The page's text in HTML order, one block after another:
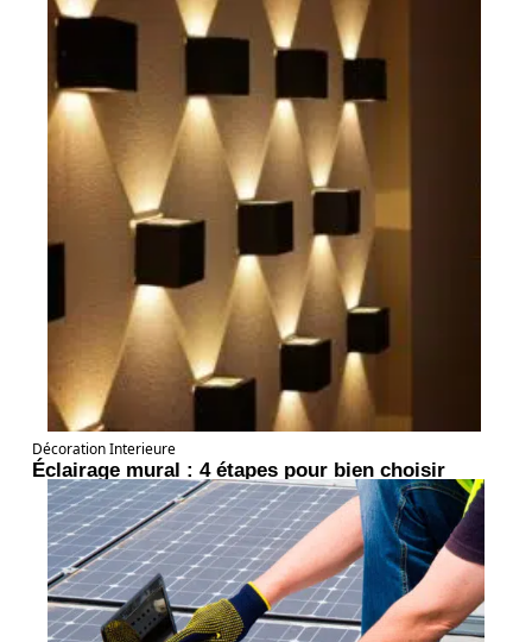
Décoration Interieure
Éclairage mural : 4 étapes pour bien choisir